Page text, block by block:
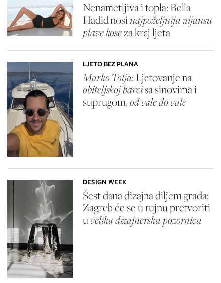
Nenametljiva i topla: Bella
Hadid nosinajpoželjniju nijansu
plave koseza kraj ljeta
LJETO BEZ PLANA
Marko Tolja: Ljetovanje na
obiteljskoj barcisa sinovima i
suprugom,od vale do vale
DESIGN WEEK
Šest dana dizajna diljem grada:
Zagreb će se u rujnu pretvoriti
uveliku dizajnersku pozornicu